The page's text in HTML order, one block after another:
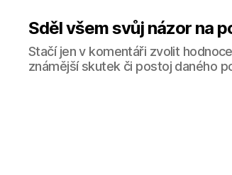
Sděl všem svůj názor na
Stačí jen v komentáři zvolit
známější skutek či postoj daného